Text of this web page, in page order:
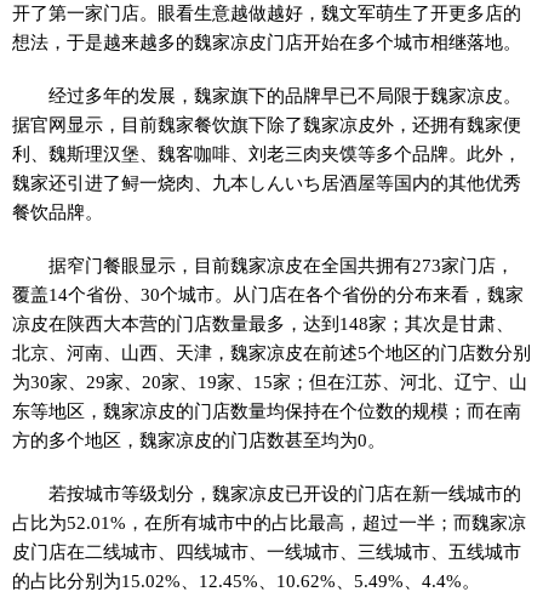
开了第一家门店。眼看生意越做越好，魏文军萌生了开更多店的
想法，于是越来越多的魏家凉皮门店开始在多个城市相继落地。
经过多年的发展，魏家旗下的品牌早已不局限于魏家凉皮。
据官网显示，目前魏家餐饮旗下除了魏家凉皮外，还拥有魏家便
利、魏斯理汉堡、魏客咖啡、刘老三肉夹馍等多个品牌。此外，
魏家还引进了鲟一烧肉、九本しんいち居酒屋等国内的其他优秀
餐饮品牌。
据窄门餐眼显示，目前魏家凉皮在全国共拥有273家门店，
覆盖14个省份、30个城市。从门店在各个省份的分布来看，魏家
凉皮在陕西大本营的门店数量最多，达到148家；其次是甘肃、
北京、河南、山西、天津，魏家凉皮在前述5个地区的门店数分别
为30家、29家、20家、19家、15家；但在江苏、河北、辽宁、山
东等地区，魏家凉皮的门店数量均保持在个位数的规模；而在南
方的多个地区，魏家凉皮的门店数甚至均为0。
若按城市等级划分，魏家凉皮已开设的门店在新一线城市的
占比为52.01%，在所有城市中的占比最高，超过一半；而魏家凉
皮门店在二线城市、四线城市、一线城市、三线城市、五线城市
的占比分别为15.02%、12.45%、10.62%、5.49%、4.4%。